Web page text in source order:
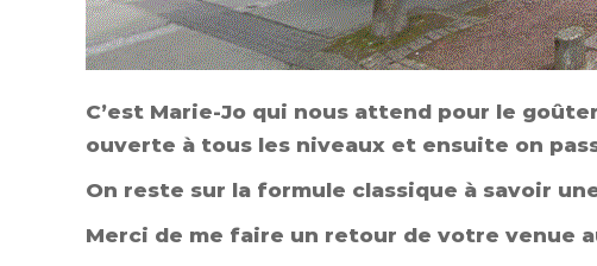
C’est Marie-Jo qui nous attend pour le
ouverte à tous les niveaux et ensuite on
On reste sur la formule classique à savoir
Merci de me faire un retour de votre venue